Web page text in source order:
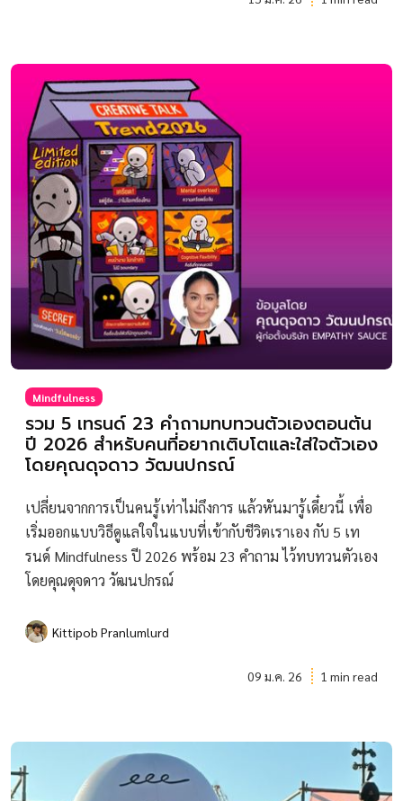
Mindfulness
รวม 5 เทรนด์ 23 คำถามทบทวนตัวเองตอนต้น
ปี 2026 สำหรับคนที่อยากเติบโตและใส่ใจตัวเอง
โดยคุณดุจดาว วัฒนปกรณ์
เปลี่ยนจากการเป็นคนรู้เท่าไม่ถึงการ แล้วหันมารู้เดี๋ยวนี้ เพื่อ
เริ่มออกแบบวิธีดูแลใจในแบบที่เข้ากับชีวิตเราเอง กับ 5 เท
รนด์ Mindfulness ปี 2026 พร้อม 23 คำถาม ไว้ทบทวนตัวเอง
โดยคุณดุจดาว วัฒนปกรณ์
Kittipob Pranlumlurd
09 ม.ค. 26 1 min read